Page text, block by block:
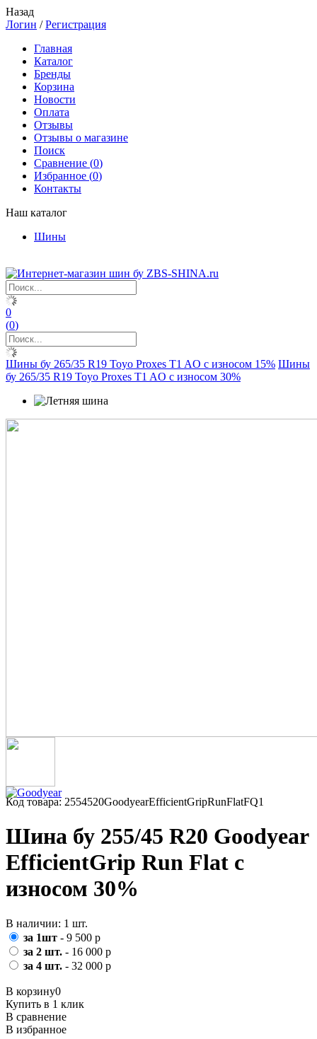
Назад
Логин /Регистрация
Главная
Каталог
Бренды
Корзина
Новости
Оплата
Отзывы
Отзывы о магазине
Поиск
Сравнение (0)
Избранное (0)
Контакты
Наш каталог
Шины
0
(0)
Шины бу 265/35 R19 Toyo Proxes T1 AO с износом 15% Шины
бу 265/35 R19 Toyo Proxes T1 AO с износом 30%
Код товара: 2554520GoodyearEfficientGripRunFlatFQ1
Шина бу 255/45 R20 Goodyear
EfficientGrip Run Flat с
износом 30%
В наличии: 1 шт.
за 1шт - 9 500 р
за 2 шт. - 16 000 р
за 4 шт. - 32 000 р
В корзину0
Купить в 1 клик
В сравнение
В избранное